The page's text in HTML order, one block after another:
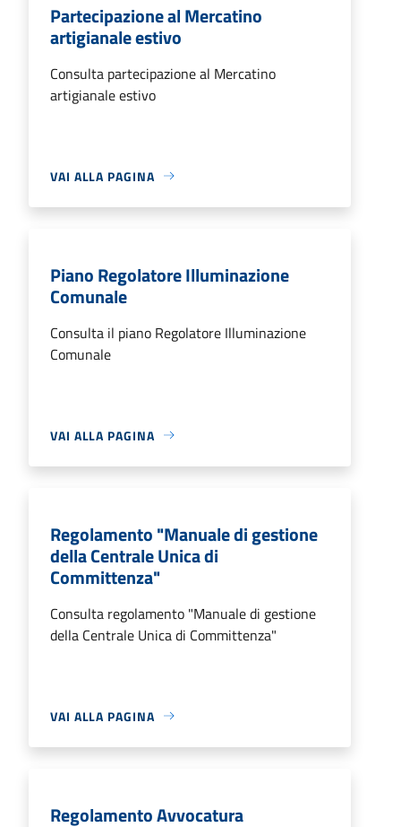
Partecipazione al Mercatino
artigianale estivo
Consulta partecipazione al Mercatino
artigianale estivo
VAI ALLA PAGINA
Piano Regolatore Illuminazione
Comunale
Consulta il piano Regolatore Illuminazione
Comunale
VAI ALLA PAGINA
Regolamento "Manuale di gestione
della Centrale Unica di
Committenza"
Consulta regolamento "Manuale di gestione
della Centrale Unica di Committenza"
VAI ALLA PAGINA
Regolamento Avvocatura